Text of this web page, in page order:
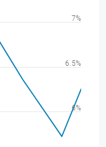
6%
6.5%
7%